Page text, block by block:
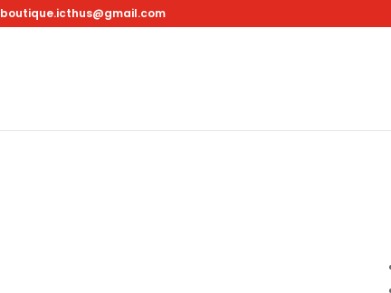
boutique.icthus@gmail.com